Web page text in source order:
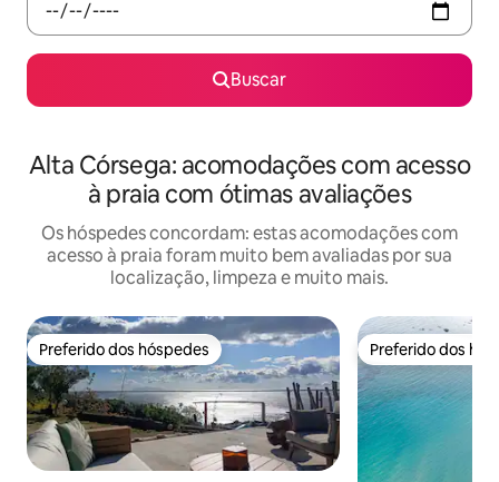
Buscar
Alta Córsega: acomodações com acesso
à praia com ótimas avaliações
Os hóspedes concordam: estas acomodações com
acesso à praia foram muito bem avaliadas por sua
localização, limpeza e muito mais.
Preferido dos hóspedes
Preferido dos hóspedes Preferido dos
Preferido dos